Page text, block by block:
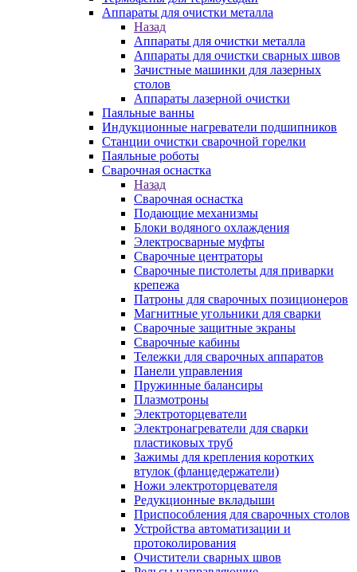
Аппараты для очистки металла
Назад
Аппараты для очистки металла
Аппараты для очистки сварных швов
Зачистные машинки для лазерных
столов
Аппараты лазерной очистки
Паяльные ванны
Индукционные нагреватели подшипников
Станции очистки сварочной горелки
Паяльные роботы
Сварочная оснастка
Назад
Сварочная оснастка
Подающие механизмы
Блоки водяного охлаждения
Электросварные муфты
Сварочные центраторы
Сварочные пистолеты для приварки
крепежа
Патроны для сварочных позиционеров
Магнитные угольники для сварки
Сварочные защитные экраны
Сварочные кабины
Тележки для сварочных аппаратов
Панели управления
Пружинные балансиры
Плазмотроны
Электроторцеватели
Электронагреватели для сварки
пластиковых труб
Зажимы для крепления коротких
втулок (фланцедержатели)
Ножи электроторцевателя
Редукционные вкладыши
Приспособления для сварочных столов
Устройства автоматизации и
протоколирования
Очистители сварных швов